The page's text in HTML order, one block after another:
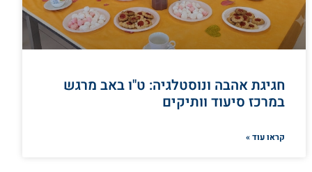
חגיגת אהבה ונוסטלגיה: ט"ו באב מרגש
במרכז סיעוד וותיקים
קראו עוד »